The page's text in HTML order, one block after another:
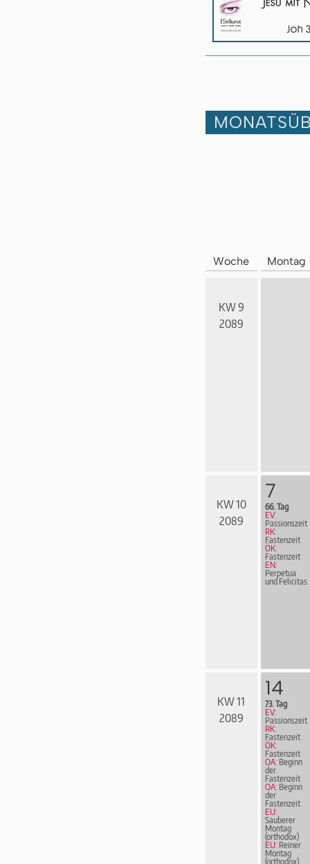
Woche Montag
KW 9
2089
KW 10
2089
7
66. Tag
EV:
Passionszeit
RK:
Fastenzeit
ÖK:
Fastenzeit
EN:
Perpetua
und Felicitas
KW 11
2089
14
73. Tag
EV:
Passionszeit
RK:
Fastenzeit
ÖK:
Fastenzeit
OA: Beginn
der
Fastenzeit
OA: Beginn
der
Fastenzeit
EU:
Sauberer
Montag
(orthodox)
EU: Reiner
Montag
(orthodox)